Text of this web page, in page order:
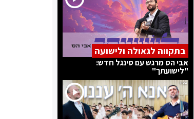
בתקווה לגאולה ולישועה
אבי הס מרגש עם סינגל חדש:
"לישועתך"